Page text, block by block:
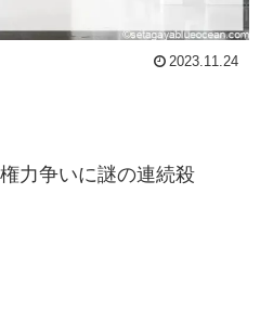
2023.11.24
力争いに謎の連続殺